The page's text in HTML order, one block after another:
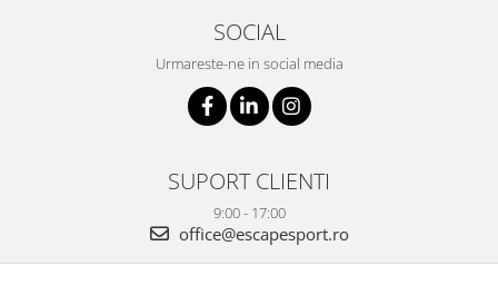
SOCIAL
Urmareste-ne in social media
SUPORT CLIENTI
9:00 - 17:00
office@escapesport.ro